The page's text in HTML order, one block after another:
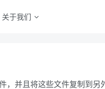
关于我们
，并且将这些文件复制到另